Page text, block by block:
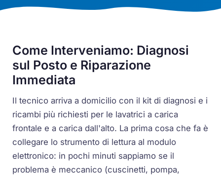
Come Interveniamo: Diagnosi
sul Posto e Riparazione
Immediata
Il tecnico arriva a domicilio con il kit di diagnosi e i
ricambi più richiesti per le lavatrici a carica
frontale e a carica dall'alto. La prima cosa che fa è
collegare lo strumento di lettura al modulo
elettronico: in pochi minuti sappiamo se il
problema è meccanico (cuscinetti, pompa,